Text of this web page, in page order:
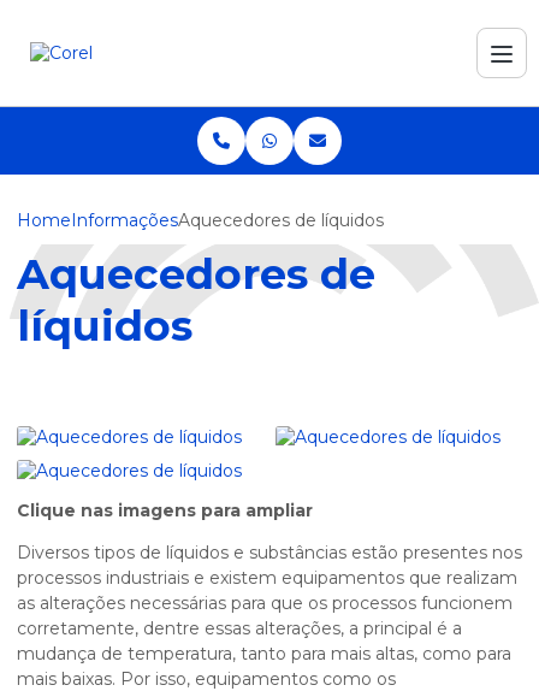
Home InformaçõesAquecedores de líquidos
Aquecedores de
líquidos
Clique nas imagens para ampliar
Diversos tipos de líquidos e substâncias estão presentes nos
processos industriais e existem equipamentos que realizam
as alterações necessárias para que os processos funcionem
corretamente, dentre essas alterações, a principal é a
mudança de temperatura, tanto para mais altas, como para
mais baixas. Por isso, equipamentos como os